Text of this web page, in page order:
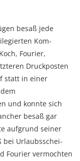
besaß jede
Kom­
Fourier,
Druckposten
statt in einer
und konnte sich
besaß gar
aufgrund seiner
bei Urlaubs­schei­­
Fourier vermochten